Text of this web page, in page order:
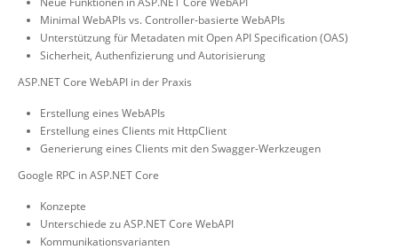
Minimal WebAPIs vs. Controller-basierte WebAPIs
Unterstützung für Metadaten mit Open API Specification (OAS)
Sicherheit, Authenfizierung und Autorisierung
ASP.NET Core WebAPI in der Praxis
Erstellung eines WebAPIs
Erstellung eines Clients mit HttpClient
Generierung eines Clients mit den Swagger-Werkzeugen
Google RPC in ASP.NET Core
Konzepte
Unterschiede zu ASP.NET Core WebAPI
Kommunikationsvarianten